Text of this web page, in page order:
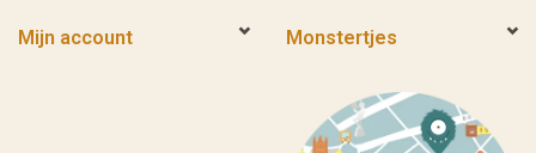
Mijn account Monstertjes